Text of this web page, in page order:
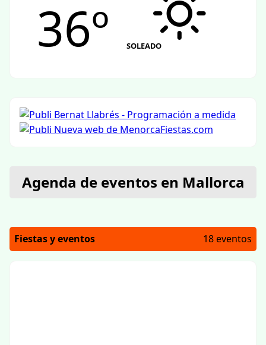
36º SOLEADO
Agenda de eventos en Mallorca
Fiestas y eventos 18 eventos